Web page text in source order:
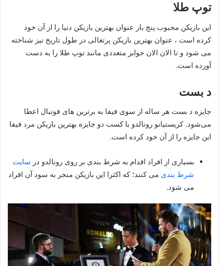
توپ طلا
این بازیکن محبوب پنج بار عنوان بهترین بازیکن دنیا را از آن خود
کرده است ، عنوان بهترین بازیکن پرتغالی در طول تاریخ نیز شناخته
می شود و تا الان الان جوایز متعددی مانند توپ طلا را به دست
آورده است.
د بست
جایزه د بست هر ساله از سوی فیفا به برترین‌ های فوتبال اعطا
می‌شود. کریستیانو رونالدو با کسب دو جایزه بهترین بازیکن مرد فیفا
این جایزه را از آن خود کرده است.
بسیاری از افراد اقدام به شرط بندی بر روی رونالدو در سایت
شرط بندی می کنند؛ که اکثرا این بازیکن منجر به سود آن افراد
می شود.